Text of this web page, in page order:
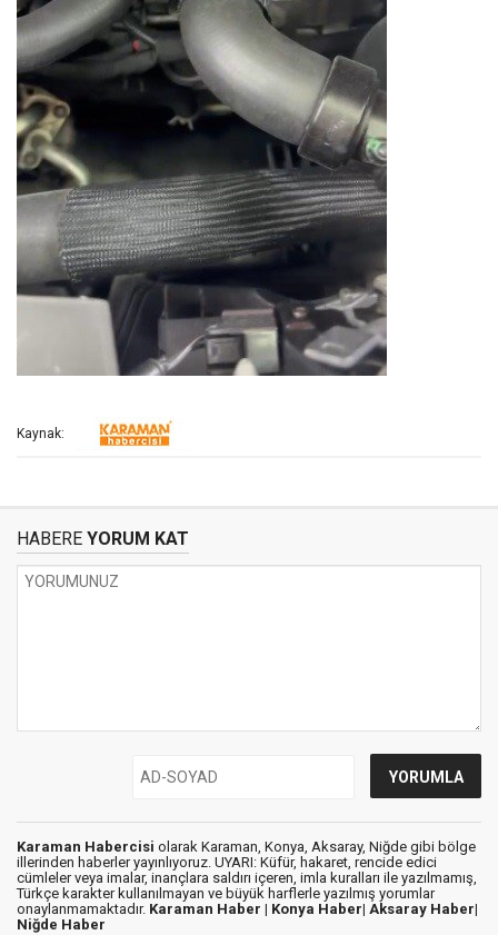
Kaynak:
HABERE YORUM KAT
Karaman Habercisi olarak Karaman, Konya, Aksaray, Niğde gibi bölge
illerinden haberler yayınlıyoruz. UYARI: Küfür, hakaret, rencide edici
cümleler veya imalar, inançlara saldırı içeren, imla kuralları ile yazılmamış,
Türkçe karakter kullanılmayan ve büyük harflerle yazılmış yorumlar
onaylanmamaktadır. Karaman Haber | Konya Haber| Aksaray Haber|
Niğde Haber